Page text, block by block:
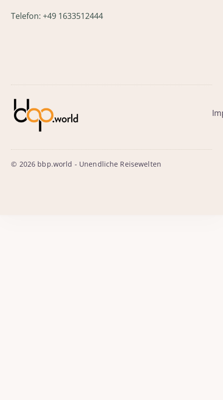
Telefon: +49 1633512444
© 2026 bbp.world - Unendliche Reisewelten